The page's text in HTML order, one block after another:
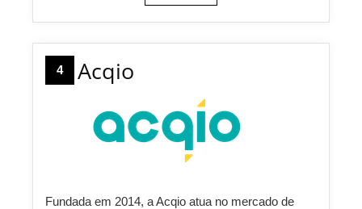
4 Acqio
Fundada em 2014, a Acqio atua no mercado de